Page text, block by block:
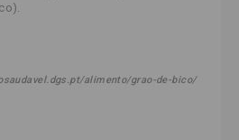
alimento/grao-de-bico/